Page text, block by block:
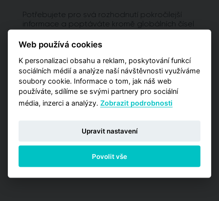
Potřebujete pro svá rozhodnutí pokročilejší
informace a poptáváte kromě globálních čísel
pražských lokalit? Vyzkoušejte naší aplikaci
Analýzy trhu, kde máte příležitost zakoupit
jednu z detailních analýz vypracovaných pro
jednotlivé městské obvody.
PŘEJÍT NA ANALÝZY
Web používá cookies
K personalizaci obsahu a reklam, poskytování funkcí
sociálních médií a analýze naší návštěvnosti využíváme
soubory cookie. Informace o tom, jak náš web
používáte, sdílíme se svými partnery pro sociální
média, inzerci a analýzy.Zobrazit podrobnosti
Upravit nastavení
Povolit vše